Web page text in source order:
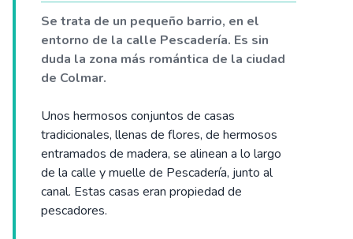
Se trata de un pequeño barrio, en el
entorno de la calle Pescadería. Es sin
duda la zona más romántica de la ciudad
de Colmar.
Unos hermosos conjuntos de casas
tradicionales, llenas de flores, de hermosos
entramados de madera, se alinean a lo largo
de la calle y muelle de Pescadería, junto al
canal. Estas casas eran propiedad de
pescadores.